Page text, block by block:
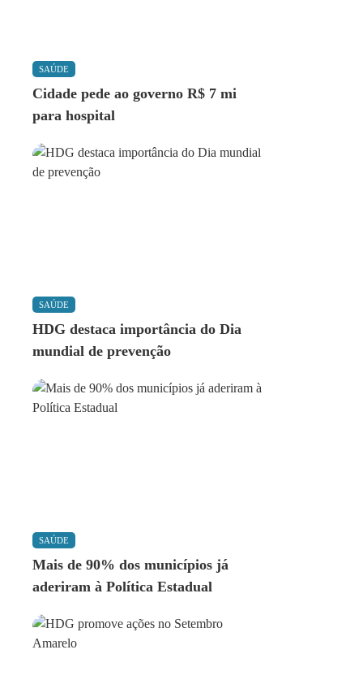
SAÚDE
Cidade pede ao governo R$ 7 mi
para hospital
SAÚDE
HDG destaca importância do Dia
mundial de prevenção
SAÚDE
Mais de 90% dos municípios já
aderiram à Política Estadual